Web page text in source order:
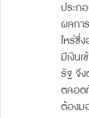
ประก
ผลกา
ไหร่ซึ่
มีเงิน
รัฐ จึ
ตลอด
ต้องม